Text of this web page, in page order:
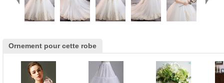
Ornement pour cette robe